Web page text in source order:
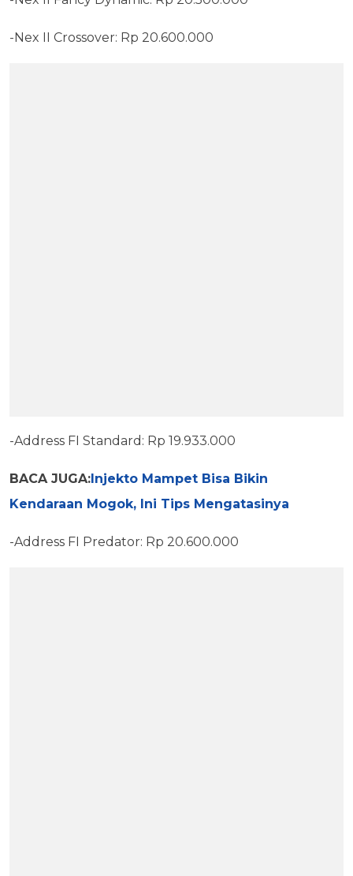
-Nex II Crossover: Rp 20.600.000
-Address FI Standard: Rp 19.933.000
BACA JUGA: Injekto Mampet Bisa Bikin
Kendaraan Mogok, Ini Tips Mengatasinya
-Address FI Predator: Rp 20.600.000